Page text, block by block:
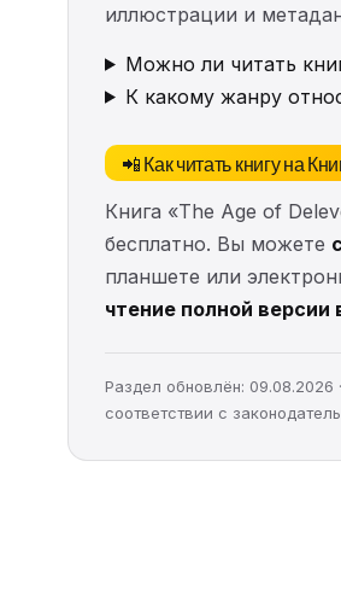
иллюстрации и
Можно ли читать
К какому жанру
📲 Как читать книгу на
Книга «The Age of
бесплатно. Вы можете
планшете или
чтение полной версии
Раздел обновлён: 09.08.2026
соответствии с